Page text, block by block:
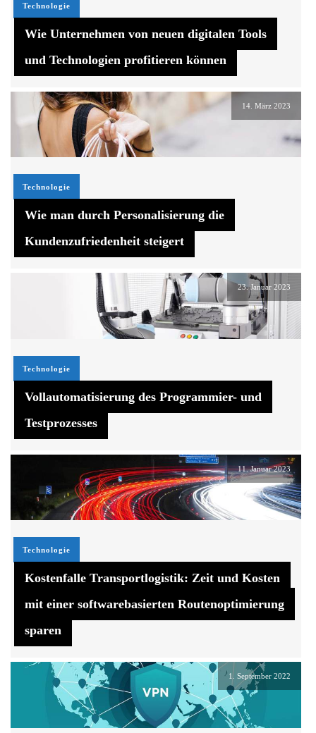
Technologie
Wie Unternehmen von neuen digitalen Tools
und Technologien profitieren können
14. März 2023
Technologie
Wie man durch Personalisierung die
Kundenzufriedenheit steigert
23. Januar 2023
Technologie
Vollautomatisierung des Programmier- und
Testprozesses
11. Januar 2023
Technologie
Kostenfalle Transportlogistik: Zeit und Kosten
mit einer softwarebasierten Routenoptimierung
sparen
1. September 2022